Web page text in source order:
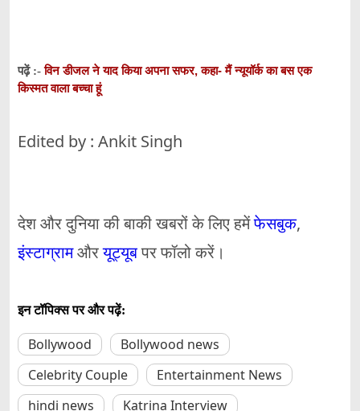
पढ़ें :-विन डीजल ने याद किया अपना सफर, कहा- मैं न्यूयॉर्क का बस एक
किस्मत वाला बच्चा हूं
Edited by : Ankit Singh
देश और दुनिया की बाकी खबरों के लिए हमेंफेसबुक,
इंस्टाग्रामऔरयूट्यूबपर फॉलो करें।
इन टॉपिक्स पर और पढ़ें:
Bollywood
Bollywood news
Celebrity Couple
Entertainment News
hindi news
Katrina Interview